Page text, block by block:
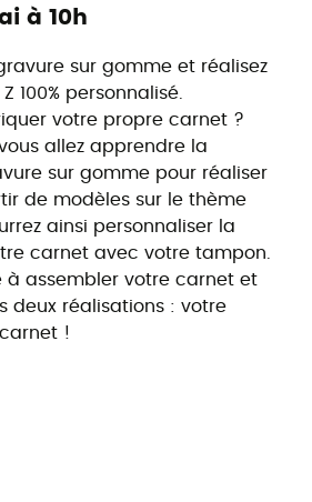
à 10h
sur gomme et réalisez
100% personnalisé.
votre propre carnet ?
allez apprendre la
sur gomme pour réaliser
de modèles sur le thème
ainsi personnaliser la
carnet avec votre tampon.
à assembler votre carnet et
deux réalisations : votre
!